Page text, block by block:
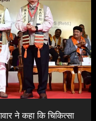
ने कहा कि चिकित्सा